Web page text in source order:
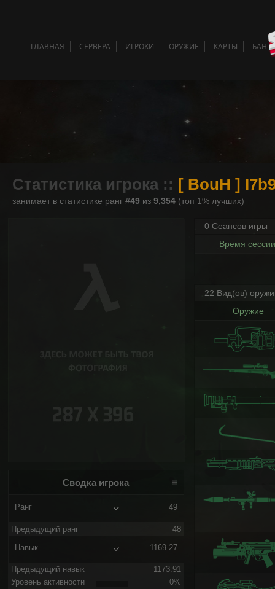
ГЛАВНАЯ СЕРВЕРА ИГРОКИ ОРУЖИЕ КАРТЫ БАН
Статистика игрока :: [ BouH ]
занимает в статистике ранг #49 из 9,354(топ 1% лучших)
Сводка игрока
Ранг 49
Предыдущий ранг 48
Навык 1169.27
Предыдущий навык
1173.91
Уровень активности
0%
0 Сеансов игры
Время
22 Вид(ов)
Оружие